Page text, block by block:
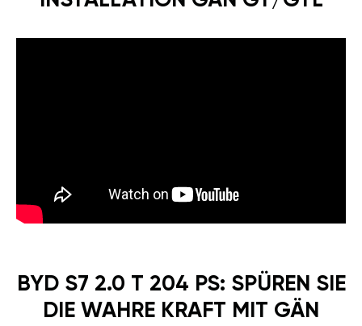
BYD S7 2.0 T 204 PS: SPÜREN SIE
DIE WAHRE KRAFT MIT GÄN